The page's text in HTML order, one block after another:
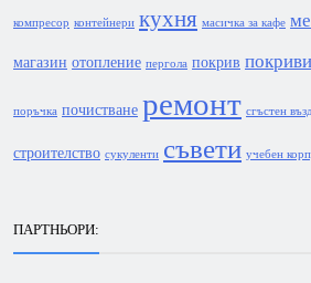
компресор контейнери кухня масичка за кафе
магазин отопление пергола покрив покриви
поръчка почистване ремонт сгъстен
строителство сукуленти съвети учебен
ПАРТНЬОРИ: